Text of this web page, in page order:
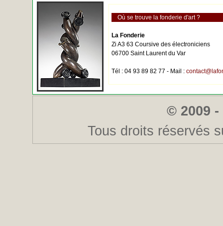
Où se trouve la fonderie d'art ?
La Fonderie
Zi A3 63 Coursive des électroniciens
06700 Saint Laurent du Var
Tél : 04 93 89 82 77 - Mail :
© 2009
Tous droits réservés